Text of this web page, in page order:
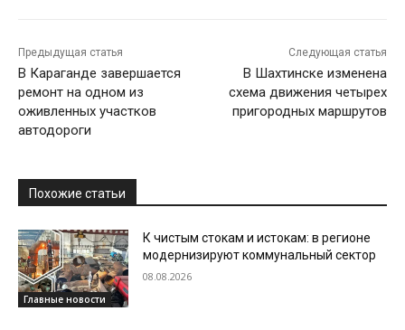
Предыдущая статья
В Караганде завершается
ремонт на одном из
оживленных участков
автодороги
Следующая статья
В Шахтинске изменена
схема движения четырех
пригородных маршрутов
Похожие статьи
Главные новости
К чистым стокам и истокам: в регионе
модернизируют коммунальный сектор
08.08.2026